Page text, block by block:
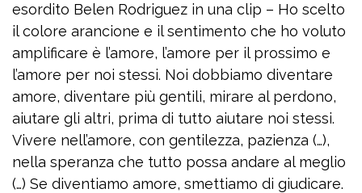
esordito Belen Rodriguez in una clip – Ho scelto
il colore arancione e il sentimento che ho voluto
amplificare è l’amore, l’amore per il prossimo e
l’amore per noi stessi. Noi dobbiamo diventare
amore, diventare più gentili, mirare al perdono,
aiutare gli altri, prima di tutto aiutare noi stessi.
Vivere nell’amore, con gentilezza, pazienza (…),
nella speranza che tutto possa andare al meglio
(…) Se diventiamo amore, smettiamo di giudicare.